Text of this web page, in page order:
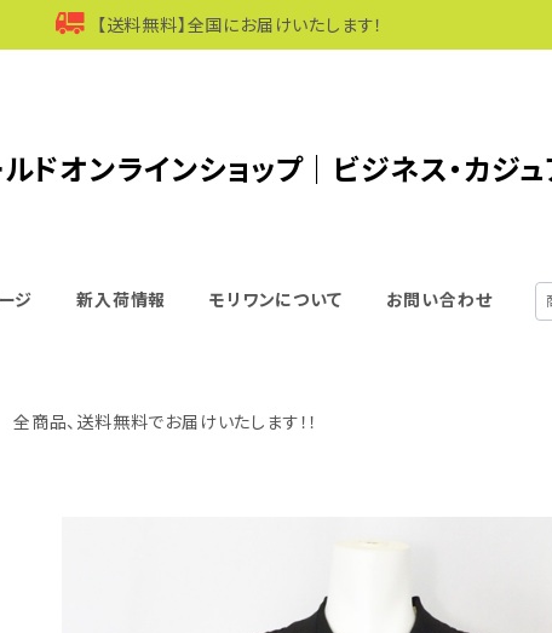
【送料無料】全国にお届けいたします！
ドオンラインショップ｜ビジネス・カジ
ジ 新入荷情報 モリワンについて お問い合わせ
全商品、送料無料でお届けいたします！！